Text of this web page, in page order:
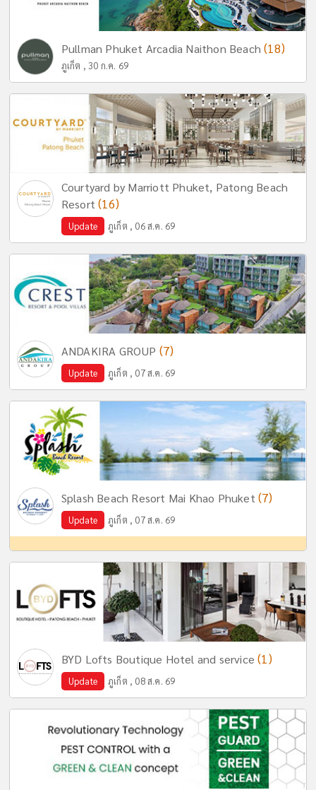
Pullman Phuket Arcadia Naithon Beach(18)
ภูเก็ต , 30 ก.ค. 69
Courtyard by Marriott Phuket, Patong Beach
Resort(16)
Update ภูเก็ต , 06 ส.ค. 69
ANDAKIRA GROUP (7)
Update ภูเก็ต , 07 ส.ค. 69
Splash Beach Resort Mai Khao Phuket (7)
Update ภูเก็ต , 07 ส.ค. 69
BYD Lofts Boutique Hotel and service(1)
Update ภูเก็ต , 08 ส.ค. 69